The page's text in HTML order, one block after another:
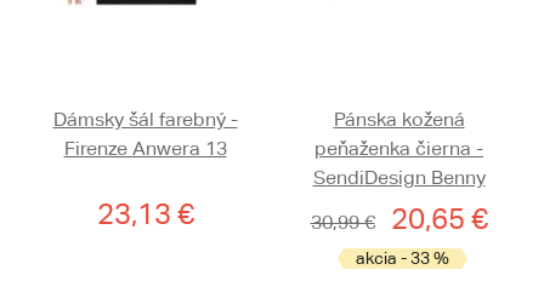
Dámsky šál farebný -
Firenze Anwera 13
23,13 €
Pánska kožená
peňaženka čierna -
SendiDesign Benny
30,99 €
20,65 €
akcia - 33 %